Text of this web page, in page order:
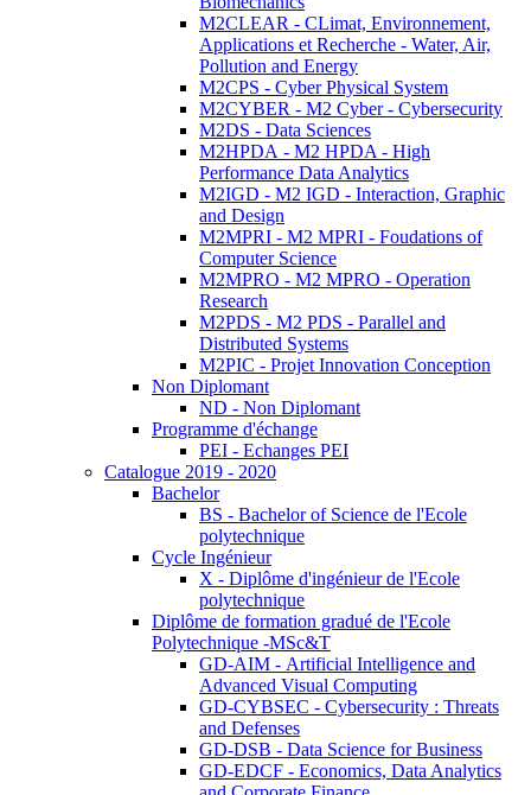
M2CLEAR - CLimat, Environnement,
Applications et Recherche - Water, Air,
Pollution and Energy
M2CPS - Cyber Physical System
M2CYBER - M2 Cyber - Cybersecurity
M2DS - Data Sciences
M2HPDA - M2 HPDA - High
Performance Data Analytics
M2IGD - M2 IGD - Interaction, Graphic
and Design
M2MPRI - M2 MPRI - Foudations of
Computer Science
M2MPRO - M2 MPRO - Operation
Research
M2PDS - M2 PDS - Parallel and
Distributed Systems
M2PIC - Projet Innovation Conception
Non Diplomant
ND - Non Diplomant
Programme d'échange
PEI - Echanges PEI
Catalogue 2019 - 2020
Bachelor
BS - Bachelor of Science de l'Ecole
polytechnique
Cycle Ingénieur
X - Diplôme d'ingénieur de l'Ecole
polytechnique
Diplôme de formation gradué de l'Ecole
Polytechnique -MSc&T
GD-AIM - Artificial Intelligence and
Advanced Visual Computing
GD-CYBSEC - Cybersecurity : Threats
and Defenses
GD-DSB - Data Science for Business
GD-EDCF - Economics, Data Analytics